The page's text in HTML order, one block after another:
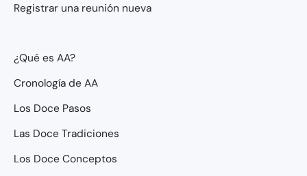
Registrar una reunión nueva
¿Qué es AA?
Cronología de AA
Los Doce Pasos
Las Doce Tradiciones
Los Doce Conceptos